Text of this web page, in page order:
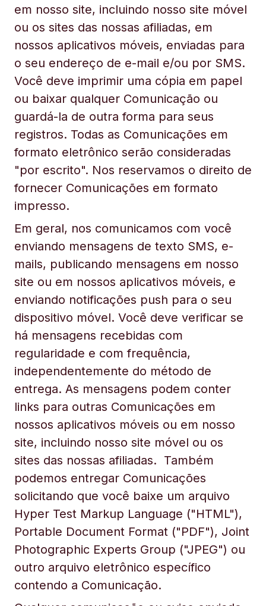
em nosso site, incluindo nosso site móvel
ou os sites das nossas afiliadas, em
nossos aplicativos móveis, enviadas para
o seu endereço de e-mail e/ou por SMS.
Você deve imprimir uma cópia em papel
ou baixar qualquer Comunicação ou
guardá-la de outra forma para seus
registros. Todas as Comunicações em
formato eletrônico serão consideradas
"por escrito". Nos reservamos o direito de
fornecer Comunicações em formato
impresso.
Em geral, nos comunicamos com você
enviando mensagens de texto SMS, e-
mails, publicando mensagens em nosso
site ou em nossos aplicativos móveis, e
enviando notificações push para o seu
dispositivo móvel. Você deve verificar se
há mensagens recebidas com
regularidade e com frequência,
independentemente do método de
entrega. As mensagens podem conter
links para outras Comunicações em
nossos aplicativos móveis ou em nosso
site, incluindo nosso site móvel ou os
sites das nossas afiliadas. Também
podemos entregar Comunicações
solicitando que você baixe um arquivo
Hyper Test Markup Language ("HTML"),
Portable Document Format ("PDF"), Joint
Photographic Experts Group ("JPEG") ou
outro arquivo eletrônico específico
contendo a Comunicação.